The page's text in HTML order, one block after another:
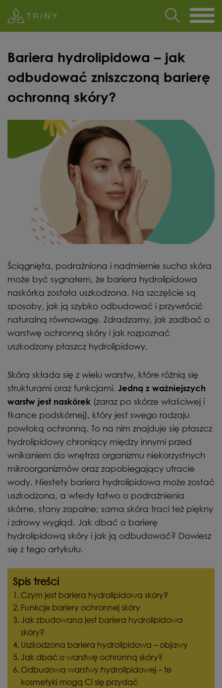
Bariera hydrolipidowa – jak
odbudować zniszczoną barierę
ochronną skóry?
Ściągnięta, podrażniona i nadmiernie sucha skóra
może być sygnałem, że bariera hydrolipidowa
naskórka została uszkodzona. Na szczęście są
sposoby, jak ją szybko odbudować i przywrócić
naturalną równowagę. Zdradzamy, jak zadbać o
warstwę ochronną skóry i jak rozpoznać
uszkodzony płaszcz hydrolipidowy.
Skóra składa się z wielu warstw, które różnią się
strukturami oraz funkcjami. Jedną z ważniejszych
warstw jest naskórek (zaraz po skórze właściwej i
tkance podskórnej), który jest swego rodzaju
powłoką ochronną. To na nim znajduje się płaszcz
hydrolipidowy chroniący między innymi przed
wnikaniem do wnętrza organizmu niekorzystnych
mikroorganizmów oraz zapobiegający utracie
wody. Niestety bariera hydrolipidowa może zostać
uszkodzona, a wtedy łatwo o podrażnienia
skórne, stany zapalne; sama skóra traci też piękny
i zdrowy wygląd. Jak dbać o barierę
hydrolipidową skóry i jak ją odbudować? Dowiesz
się z tego artykułu.
Spis treści
Czym jest bariera hydrolipidowa skóry?
Funkcje bariery ochronnej skóry
Jak zbudowana jest bariera hydrolipidowa
skóry?
Uszkodzona bariera hydrolipidowa – objawy
Jak dbać o warstwę ochronną skóry?
Odbudowa warstwy hydrolipidowej – te
kosmetyki mogą Ci się przydać